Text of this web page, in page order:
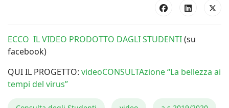
ECCO IL VIDEO PRODOTTO DAGLI STUDENTI(su
facebook)
QUI IL PROGETTO: videoCONSULTAzione “La bellezza ai
tempi del virus”